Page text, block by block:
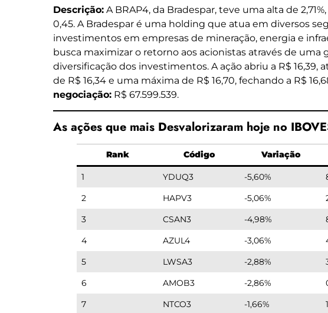
Descrição: A BRAP4, da Bradespar, teve uma alta de
0,45. A Bradespar é uma holding que atua em diversos
investimentos em empresas de mineração, energia e
busca maximizar o retorno aos acionistas através de uma
diversificação dos investimentos. A ação abriu a R$ 16,39,
de R$ 16,34 e uma máxima de R$ 16,70, fechando a R$
negociação: R$ 67.599.539.
As ações que mais Desvalorizaram hoje no
Rank Código Variação
1 YDUQ3 -5,60%
2
HAPV3 -5,06%
3
CSAN3 -4,98%
4
AZUL4 -3,06%
5
LWSA3 -2,88%
6
AMOB3 -2,86%
7
NTCO3 -1,66%